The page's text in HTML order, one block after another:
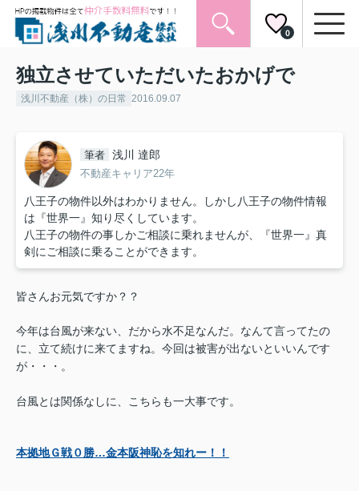
0
独立させていただいたおかげで
浅川不動産（株）の日常 2016.09.07
筆者 浅川 達郎
不動産キャリア22年
八王子の物件以外はわかりません。しかし八王子の物件情報
は『世界一』知り尽くしています。
八王子の物件の事しかご相談に乗れませんが、『世界一』真
剣にご相談に乗ることができます。
皆さんお元気ですか？？
今年は台風が来ない、だから水不足なんだ。なんて言ってたの
に、立て続けに来てますね。今回は被害が出ないといいんです
が・・・。
台風とは関係なしに、こちらも一大事です。
本拠地Ｇ戦０勝…金本阪神恥を知れー！！